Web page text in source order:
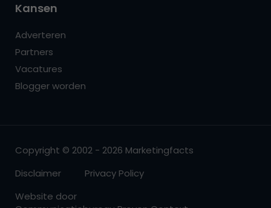
Kansen
Adverteren
Partners
Vacatures
Blogger worden
Copyright © 2002 - 2026 Marketingfacts
Disclaimer
Privacy Policy
Website door